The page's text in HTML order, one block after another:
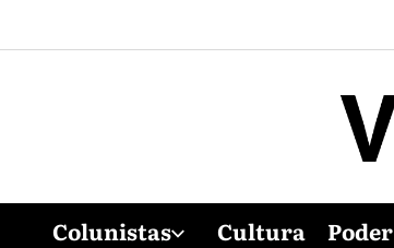
Colunistas Cultura Poder